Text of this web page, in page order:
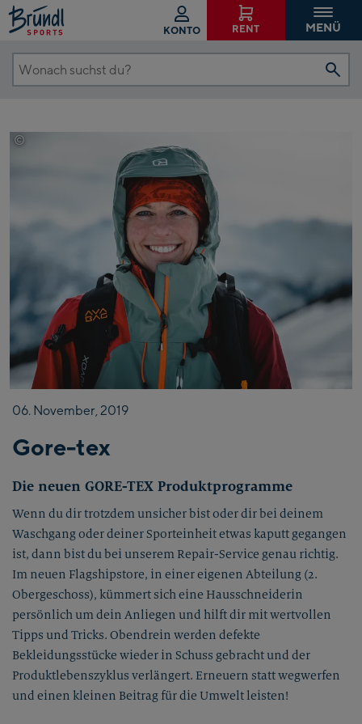
KONTO RENT MENÜ
Wonach
06. November,2019
Gore-tex
Die neuen GORE-TEX Produktprogramme
Wenn du dir trotzdem unsicher bist oder dir bei deinem
Waschgang oder deiner Sporteinheit etwas kaputt gegangen
ist, dann bist du bei unserem Repair-Service genau richtig.
Im neuen Flagshipstore, in einer eigenen Abteilung (2.
Obergeschoss), kümmert sich eine Hausschneiderin
persönlich um dein Anliegen und hilft dir mit wertvollen
Tipps und Tricks. Obendrein werden defekte
Bekleidungsstücke wieder in Schuss gebracht und der
Produktlebenszyklus verlängert. Erneuern statt wegwerfen
und einen kleinen Beitrag für die Umwelt leisten!
©